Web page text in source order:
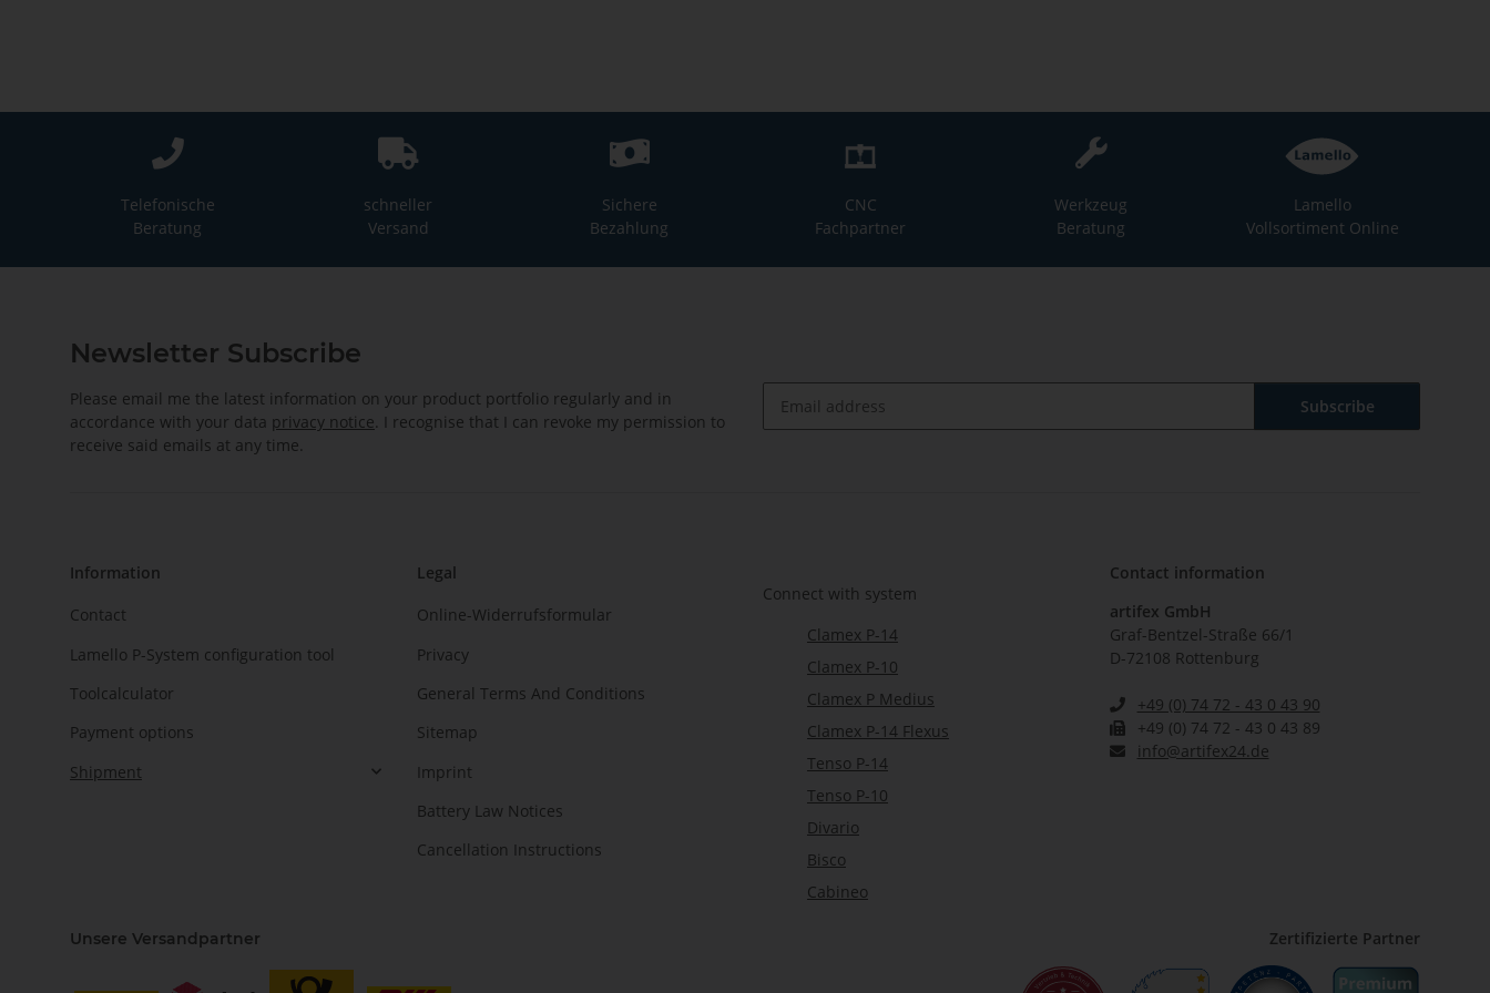
Telefonische
Beratung
schneller
Versand
Sichere
Bezahlung
CNC
Fachpartner
Werkzeug
Beratung
Lamello
Vollsortiment Online
Newsletter Subscribe
Please email me the latest information on your product portfolio regularly and in
accordance with your data privacy notice. I recognise that I can revoke my permission to
receive said emails at any time.
Subscribe
Information
Contact
Lamello P-System configuration tool
Toolcalculator
Payment options
Shipment
Legal
Online-Widerrufsformular
Privacy
General Terms And Conditions
Sitemap
Imprint
Battery Law Notices
Cancellation Instructions
Connect with system
Clamex P-14
Clamex P-10
Clamex P Medius
Clamex P-14 Flexus
Tenso P-14
Tenso P-10
Divario
Bisco
Cabineo
Contact information
artifex GmbH
Graf-Bentzel-Straße 66/1
D-72108 Rottenburg
+49 (0) 74 72 - 43 0 43 90
+49 (0) 74 72 - 43 0 43 89
info@artifex24.de
Unsere Versandpartner Zertifizierte Partner